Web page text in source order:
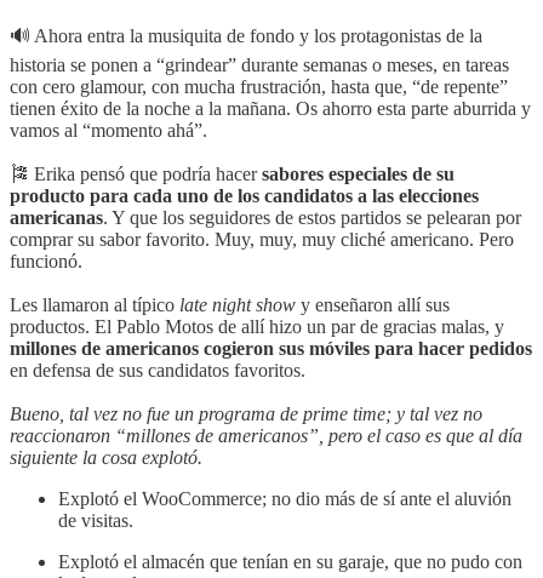
🔊 Ahora entra la musiquita de fondo y los protagonistas de la
historia se ponen a “grindear” durante semanas o meses, en tareas
con cero glamour, con mucha frustración, hasta que, “de repente”
tienen éxito de la noche a la mañana. Os ahorro esta parte aburrida y
vamos al “momento ahá”.
🎏 Erika pensó que podría hacersabores especiales de su
producto para cada uno de los candidatos a las elecciones
americanas. Y que los seguidores de estos partidos se pelearan por
comprar su sabor favorito. Muy, muy, muy cliché americano. Pero
funcionó.
Les llamaron al típico late night show y enseñaron allí sus
productos. El Pablo Motos de allí hizo un par de gracias malas, y
millones de americanos cogieron sus móviles para hacer pedidos
en defensa de sus candidatos favoritos.
Bueno, tal vez no fue un programa de prime time; y tal vez no
reaccionaron “millones de americanos”, pero el caso es que al día
siguiente la cosa explotó.
Explotó el WooCommerce; no dio más de sí ante el aluvión
de visitas.
Explotó el almacén que tenían en su garaje, que no pudo con